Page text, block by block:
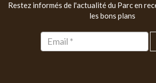
Restez informés de l'actualité du Parc en
les bons plans